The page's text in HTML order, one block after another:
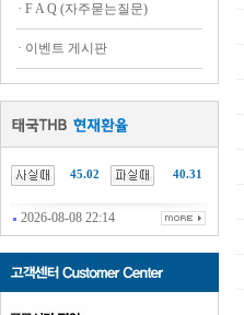
· F A Q (자주묻는질문)
· 이벤트 게시판
45.02 40.31
2026-08-08 22:14